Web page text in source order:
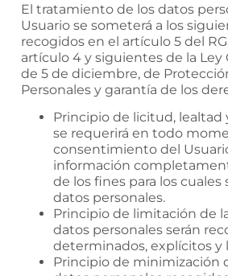
El tratamiento de los datos
Usuario se someterá a los
recogidos en el artículo 5 del
artículo 4 y siguientes de la Ley
de 5 de diciembre, de
Personales y garantía de los
Principio de licitud, lealtad
se requerirá en todo
consentimiento del
información
de los fines para los cuales
datos personales.
Principio de limitación de
datos personales serán
determinados, explícitos y
Principio de minimización